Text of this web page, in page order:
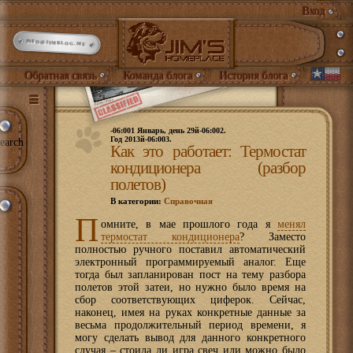
Вход
INFO@JIMBLOG.ME
Обратная связь Команда блога История блога
-06:001 Январь, день 29й-06:002.
Год 2013й-06:003.
Как это работает: Термостат
кондиционера (разбор
полетов)
В категории: Справочная
П омните, в мае прошлого года я менял
термостат кондиционера? Заместо
полностью ручного поставил автоматический
электронный программируемый аналог. Еще
тогда был запланирован пост на тему разбора
полетов этой затеи, но нужно было время на
сбор соответствующих циферок. Сейчас,
наконец, имея на руках конкретные данные за
весьма продолжительный период времени, я
могу сделать вывод для данного конкретного
случая – стоила ли игра свеч или можно было